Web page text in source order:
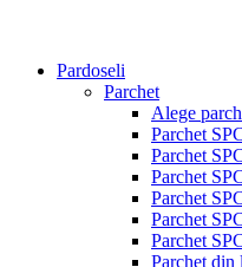
Pardoseli
Parchet
Alege
Parchet
Parchet
Parchet
Parchet
Parchet
Parchet
Parchet din